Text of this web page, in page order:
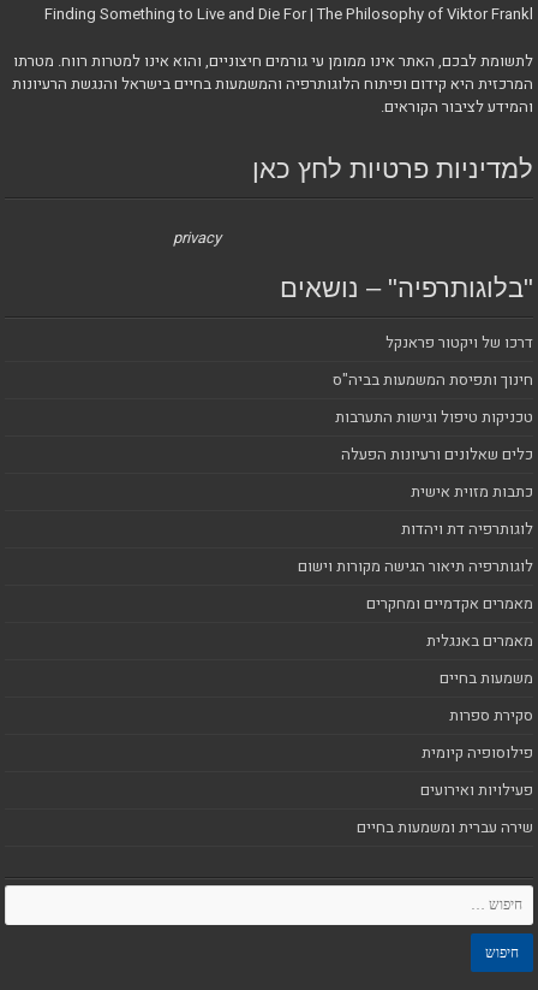
Finding Something to Live and Die For | The Philosophy of Viktor Frankl
לתשומת לבכם, האתר אינו ממומן עי גורמים חיצוניים, והוא אינו למטרות רווח. מטרתו
המרכזית היא קידום ופיתוח הלוגותרפיה והמשמעות בחיים בישראל והנגשת הרעיונות
והמידע לציבור הקוראים.
למדיניות פרטיות לחץ כאן
privacy
"בלוגותרפיה" – נושאים
דרכו של ויקטור פראנקל
חינוך ותפיסת המשמעות בביה"ס
טכניקות טיפול וגישות התערבות
כלים שאלונים ורעיונות הפעלה
כתבות מזוית אישית
לוגותרפיה דת ויהדות
לוגותרפיה תיאור הגישה מקורות וישום
מאמרים אקדמיים ומחקרים
מאמרים באנגלית
משמעות בחיים
סקירת ספרות
פילוסופיה קיומית
פעילויות ואירועים
שירה עברית ומשמעות בחיים